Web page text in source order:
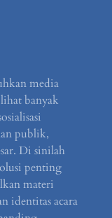
media
banyak
publik,
Di sinilah
penting
materi
identitas acara